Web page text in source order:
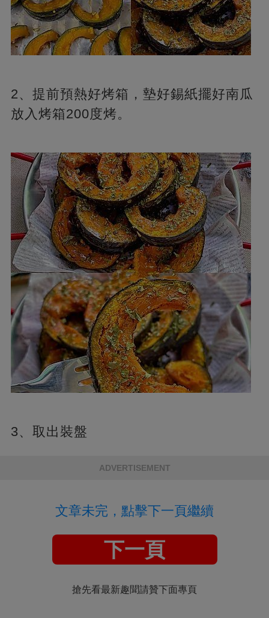
2、提前預熱好烤箱，墊好錫紙擺好南瓜
放入烤箱200度烤。
3、取出裝盤
ADVERTISEMENT
文章未完，點擊下一頁繼續
下一頁
搶先看最新趣聞請贊下面專頁